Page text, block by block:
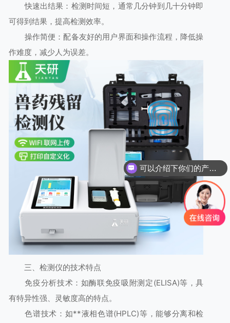
快速出结果：检测时间短，通常几分钟到几十分钟即
可得到结果，提高检测效率。
操作简便：配备友好的用户界面和操作流程，降低操
作难度，减少人为误差。
三、检测仪的技术特点
免疫分析技术：如酶联免疫吸附测定(ELISA)等，具
有特异性强、灵敏度高的特点。
色谱技术：如**液相色谱(HPLC)等，能够分离和检
可以介绍下你们的产品么